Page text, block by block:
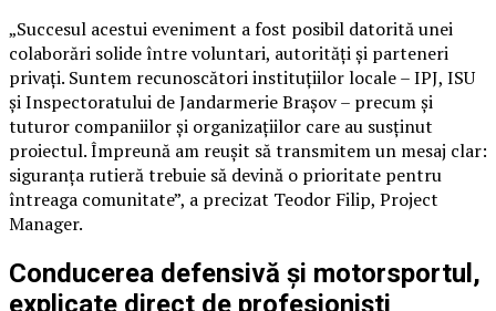
„Succesul acestui eveniment a fost posibil datorită unei
colaborări solide între voluntari, autorități și parteneri
privați. Suntem recunoscători instituțiilor locale – IPJ, ISU
și Inspectoratului de Jandarmerie Brașov – precum și
tuturor companiilor și organizațiilor care au susținut
proiectul. Împreună am reușit să transmitem un mesaj clar:
siguranța rutieră trebuie să devină o prioritate pentru
întreaga comunitate”, a precizat Teodor Filip, Project
Manager.
Conducerea defensivă și motorsportul,
explicate direct de profesioniști